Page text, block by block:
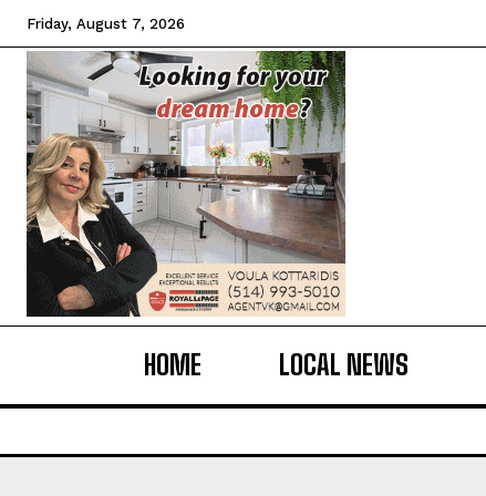
Friday, August 7, 2026
HOME LOCAL NEWS